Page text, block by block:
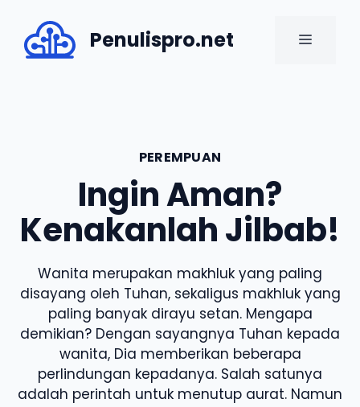
content
Penulispro.net MENU
PEREMPUAN
Ingin Aman?
Kenakanlah Jilbab!
Wanita merupakan makhluk yang paling
disayang oleh Tuhan, sekaligus makhluk yang
paling banyak dirayu setan. Mengapa
demikian? Dengan sayangnya Tuhan kepada
wanita, Dia memberikan beberapa
perlindungan kepadanya. Salah satunya
adalah perintah untuk menutup aurat. Namun